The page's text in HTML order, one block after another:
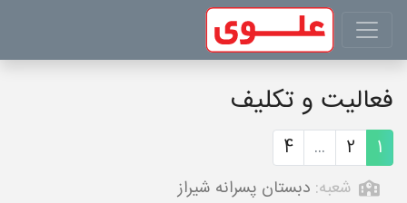
فعالیت و تکلیف
1
2
...
4
شعبه: دبستان پسرانه شیراز